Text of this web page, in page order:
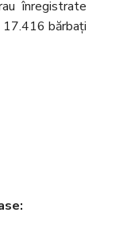
înregistrate
bărbaţi